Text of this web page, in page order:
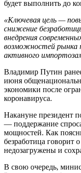
будет выполнить до
«Ключевая цель —
снижение
внедрения
возможностей рынка
активного
Владимир Путин
июня
экономики после
коронавируса.
Накануне президент
— поддержание
мощностей. Как
безработица говорит
недозагружены и
В свою очередь,